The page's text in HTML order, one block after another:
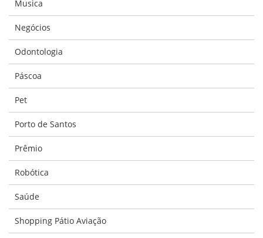
Musica
Negócios
Odontologia
Páscoa
Pet
Porto de Santos
Prêmio
Robótica
Saúde
Shopping Pátio Aviação